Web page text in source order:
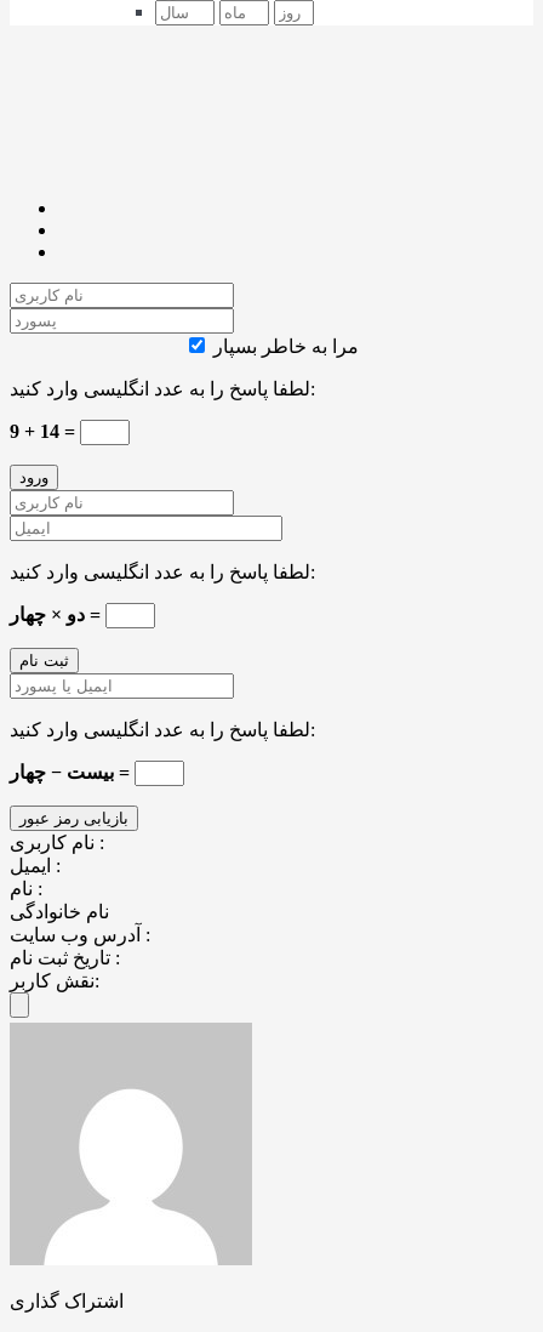
مرا به خاطر بسپار
لطفا پاسخ را به عدد انگلیسی وارد کنید:
9 + 14 =
لطفا پاسخ را به عدد انگلیسی وارد کنید:
دو × چهار =
لطفا پاسخ را به عدد انگلیسی وارد کنید:
بیست − چهار =
نام کاربری :
ایمیل :
نام :
نام خانوادگی
آدرس وب سایت :
تاریخ ثبت نام :
نقش کاربر:
اشتراک گذاری